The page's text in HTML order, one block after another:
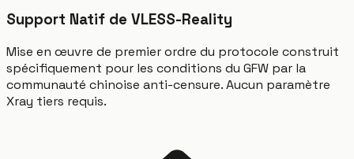
Support Natif de VLESS-Reality
Mise en œuvre de premier ordre du protocole construit
spécifiquement pour les conditions du GFW par la
communauté chinoise anti-censure. Aucun paramètre
Xray tiers requis.